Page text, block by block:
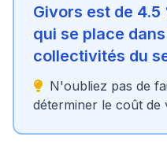
Givors est de
qui se place
collectivités du
N'oubliez pas de
déterminer le coût de